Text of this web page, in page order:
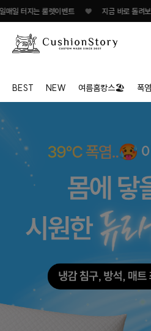
터지는 룰렛이벤트 ♥ 지금 바로 돌려보세
BEST NEW 여름홈캉스🏖 폭